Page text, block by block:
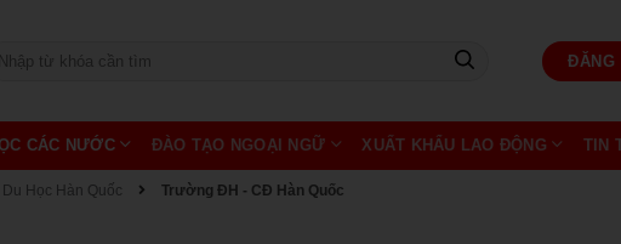
ĐĂNG
CÁC NƯỚC ĐÀO TẠO NGOẠI NGỮ XUẤT KHẨU LAO ĐỘNG TIN
Du Học Hàn Quốc Trường ĐH - CĐ Hàn Quốc